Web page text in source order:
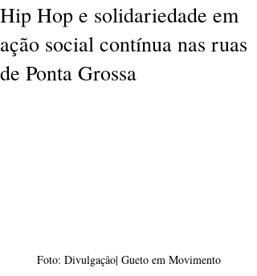
Hip Hop e solidariedade em
ação social contínua nas ruas
de Ponta Grossa
Foto: Divulgação| Gueto em Movimento